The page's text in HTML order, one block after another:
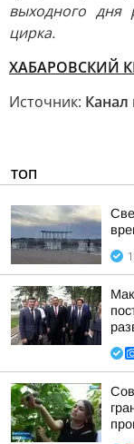
выходного дня
цирка.
ХАБАРОВСКИЙ
Источник:
ТОП